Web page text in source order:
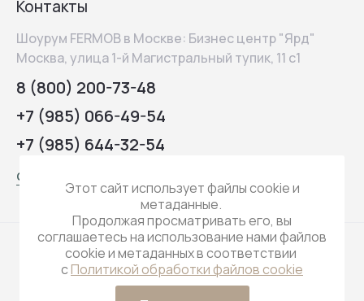
Контакты
Шоурум FERMOB в Москве: Бизнес центр "Ярд"
Москва, улица 1-й Магистральный тупик, 11 с1
8 (800) 200-73-48
+7 (985) 066-49-54
+7 (985) 644-32-54
contact@q-koo.ru
© 2022 - 2026
Этот сайт использует файлы cookie и
метаданные.
Продолжая просматривать его, вы
соглашаетесь на использование нами файлов
cookie и метаданных в соответствии
сПолитикой обработки файлов cookie